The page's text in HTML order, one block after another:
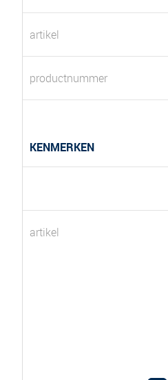
artikel
productnummer
KENMERKEN
artikel